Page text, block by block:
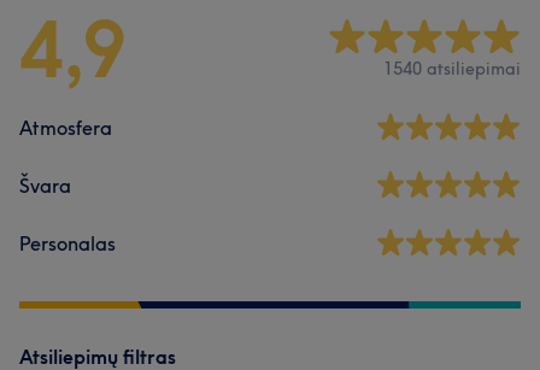
4,9 1540 atsiliepimai
Atmosfera
Švara
Personalas
Atsiliepimų filtras